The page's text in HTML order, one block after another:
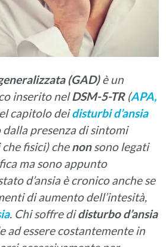
(GAD)è un
inserito nelDSM-5-TR(APA,
capitolo deidisturbi d’ansia
presenza di sintomi
fisici) chenonsono legati
ma sono appunto
d’ansia è cronico anche se
di aumento dell’intesità,
. Chi soffre didisturbo d’ansia
ad essere costantemente in